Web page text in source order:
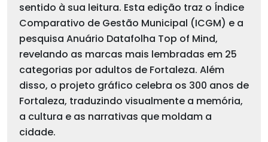
sentido à sua leitura. Esta edição traz o Índice
Comparativo de Gestão Municipal (ICGM) e a
pesquisa Anuário Datafolha Top of Mind,
revelando as marcas mais lembradas em 25
categorias por adultos de Fortaleza. Além
disso, o projeto gráfico celebra os 300 anos de
Fortaleza, traduzindo visualmente a memória,
a cultura e as narrativas que moldam a
cidade.